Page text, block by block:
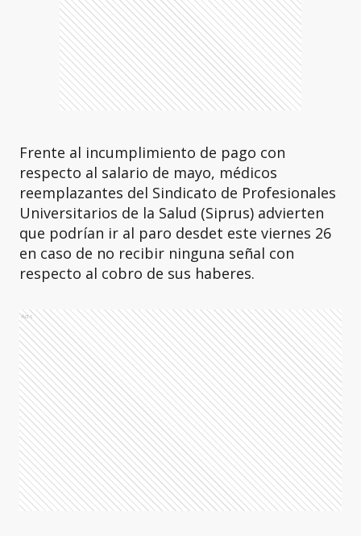
Frente al incumplimiento de pago con
respecto al salario de mayo, médicos
reemplazantes del Sindicato de Profesionales
Universitarios de la Salud (Siprus) advierten
que podrían ir al paro desdet este viernes 26
en caso de no recibir ninguna señal con
respecto al cobro de sus haberes.
Ads